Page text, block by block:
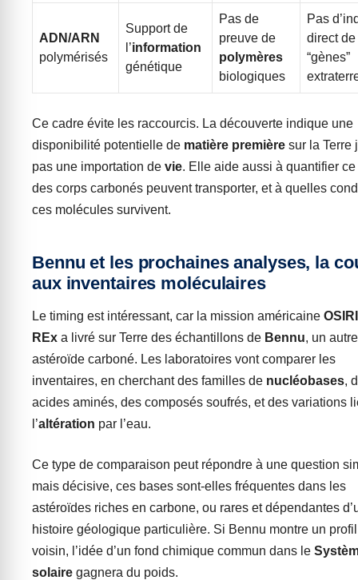
ADN/ARN
polymérisés
Support de
l’information
génétique
Pas de
preuve de
polymères
biologiques
Pas
direct de
“gènes”
Ce cadre évite les raccourcis. La découverte indique une
disponibilité potentielle de matière première sur la Terre
pas une importation de vie. Elle aide aussi à quantifier
des corps carbonés peuvent transporter, et à quelles
ces molécules survivent.
Bennu et les prochaines analyses, la
aux inventaires moléculaires
Le timing est intéressant, car la mission américaine
REx a livré sur Terre des échantillons de Bennu, un autre
astéroïde carboné. Les laboratoires vont comparer les
inventaires, en cherchant des familles de nucléobases,
acides aminés, des composés soufrés, et des variations
l’altération par l’eau.
Ce type de comparaison peut répondre à une question
mais décisive, ces bases sont-elles fréquentes dans les
astéroïdes riches en carbone, ou rares et dépendantes
histoire géologique particulière. Si Bennu montre un profil
voisin, l’idée d’un fond chimique commun dans le
solaire gagnera du poids.